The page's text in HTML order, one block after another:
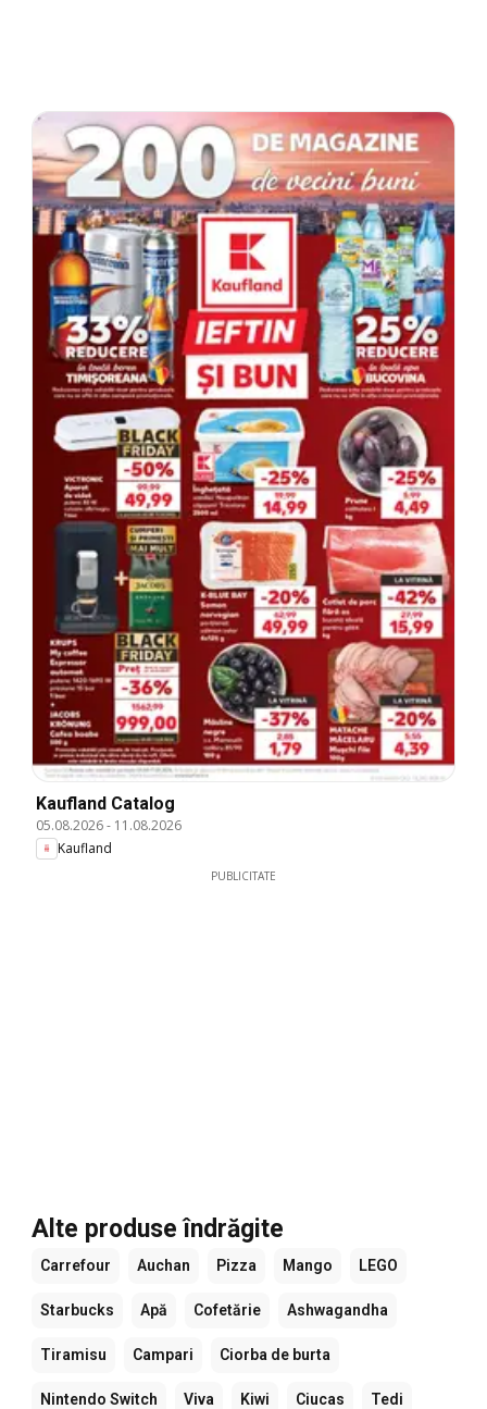
Kaufland Catalog
05.08.2026- 11.08.2026
Kaufland
PUBLICITATE
Alte produse îndrăgite
Carrefour Auchan Pizza Mango LEGO
Starbucks Apă Cofetărie Ashwagandha
Tiramisu Campari Ciorba de burta
Nintendo Switch Viva Kiwi Ciucas Tedi